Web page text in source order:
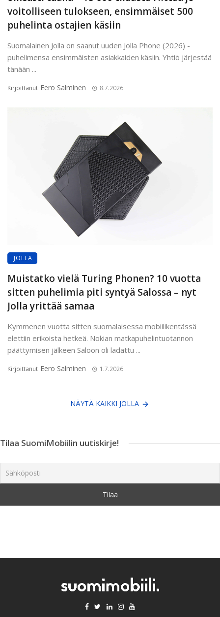
voitolliseen tulokseen, ensimmäiset 500
puhelinta ostajien käsiin
Suomalainen Jolla on saanut uuden Jolla Phone (2026) -
puhelimensa ensimmäisten asiakkaiden käsiin. Yhtiö järjestää
tänään ...
Kirjoittanut Eero Salminen 8.7.2026
JOLLA
Muistatko vielä Turing Phonen? 10 vuotta
sitten puhelimia piti syntyä Salossa – nyt
Jolla yrittää samaa
Kymmenen vuotta sitten suomalaisessa mobiilikentässä
elettiin erikoista hetkeä. Nokian matkapuhelintuotannon
päättymisen jälkeen Saloon oli ladattu ...
Kirjoittanut Eero Salminen 1.7.2026
NÄYTÄ KAIKKI JOLLA
Tilaa SuomiMobiilin uutiskirje!